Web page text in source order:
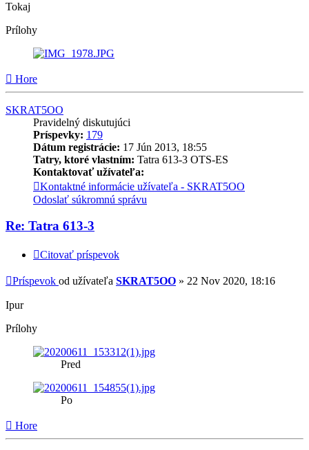
Tokaj
Prílohy
Hore
SKRAT5OO
Pravidelný diskutujúci
Príspevky: 179
Dátum registrácie: 17 Jún 2013, 18:55
Tatry, ktoré vlastním: Tatra 613-3 OTS-ES
Kontaktovať užívateľa:
Kontaktné informácie užívateľa - SKRAT5OO
Odoslať súkromnú správu
Re: Tatra 613-3
Citovať príspevok
Príspevok od užívateľa SKRAT5OO » 22 Nov 2020, 18:16
Ipur
Prílohy
Pred
Po
Hore